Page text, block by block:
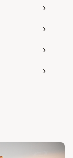
›
›
›
›